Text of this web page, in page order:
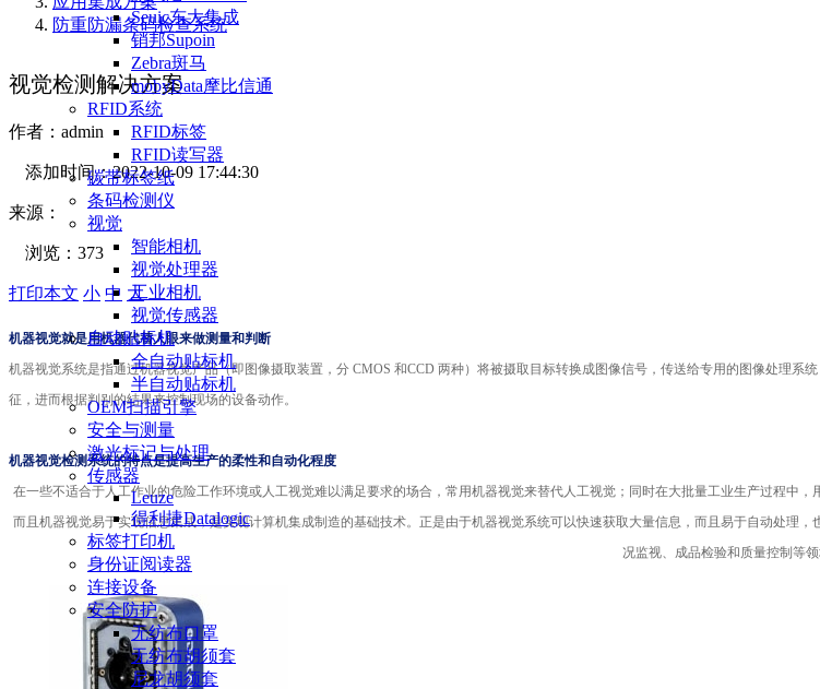
Seuic东大集成
销邦Supoin
Zebra斑马
mobyData摩比信通
RFID系统
RFID标签
RFID读写器
碳带标签纸
条码检测仪
视觉
智能相机
视觉处理器
工业相机
视觉传感器
自动贴标机
全自动贴标机
半自动贴标机
OEM扫描引擎
安全与测量
激光标记与处理
传感器
Leuze
得利捷Datalogic
标签打印机
身份证阅读器
连接设备
安全防护
无纺布口罩
无纺布胡须套
尼龙胡须套
防重防漏条码检查系统
视觉检测解决方案
作者： admin
添加时间：2022-10-09 17:44:30
来源：
浏览： 373
打印本文 小 中 大
机器视觉就是用机器代替人眼来做测量和判断
机器视觉系统是指通过机器视觉产品（即图像摄取装置，分 CMOS 和CCD 两种）将被摄取目标转换成图像信号，传送给专用的图像处理
征，进而根据判别的结果来控制现场的设备动作。
机器视觉检测系统的特点是提高生产的柔性和自动化程度
在一些不适合于人工作业的危险工作环境或人工视觉难以满足要求的场合，常用机器视觉来替代人工视觉；同时在大批量工业生产过程中
而且机器视觉易于实现信息集成，是实现计算机集成制造的基础技术。正是由于机器视觉系统可以快速获取大量信息，而且易于自动处理
况监视、成品检验和质量控制等领